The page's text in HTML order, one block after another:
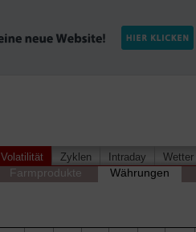
Volatilität Zyklen Intraday Wetter
Farmprodukte Währungen